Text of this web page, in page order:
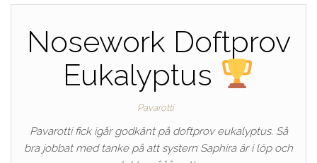
Nosework Doftprov
Eukalyptus
Pavarotti
Pavarotti fick igår godkänt på doftprov eukalyptus. Så
bra jobbat med tanke på att systern Saphira är i löp och